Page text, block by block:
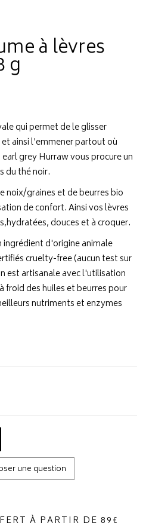
à lèvres
g
qui permet de le glisser
ainsi l'emmener partout où
grey Hurraw vous procure un
du thé noir.
noix/graines et de beurres bio
de confort. Ainsi vos lèvres
douces et à croquer.
ingrédient d'origine animale
cruelty-free (aucun test sur
est artisanale avec l'utilisation
froid des huiles et beurres pour
nutriments et enzymes
une question
À PARTIR DE 89€